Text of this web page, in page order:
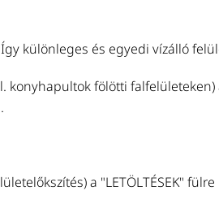
különleges és egyedi vízálló
konyhapultok fölötti
a "LETÖLTÉSEK"